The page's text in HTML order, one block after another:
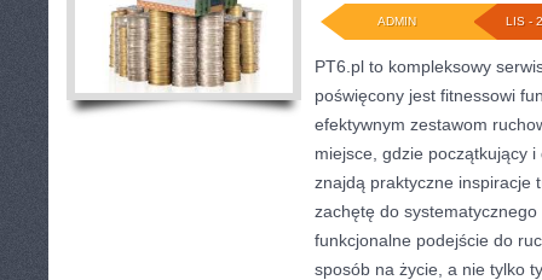
LIS -
ADMIN
PT6.pl to kompleksowy
poświęcony jest fitnessowi
efektywnym zestawom
miejsce, gdzie początkujący
znajdą praktyczne inspiracje
zachętę do systematycznego
funkcjonalne podejście do
sposób na życie, a nie tylko